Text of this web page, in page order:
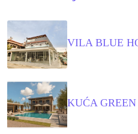
VILA BLUE
KUĆA